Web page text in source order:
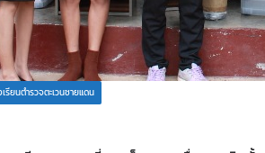
เรียนตำรวจตะเวนชายแดน